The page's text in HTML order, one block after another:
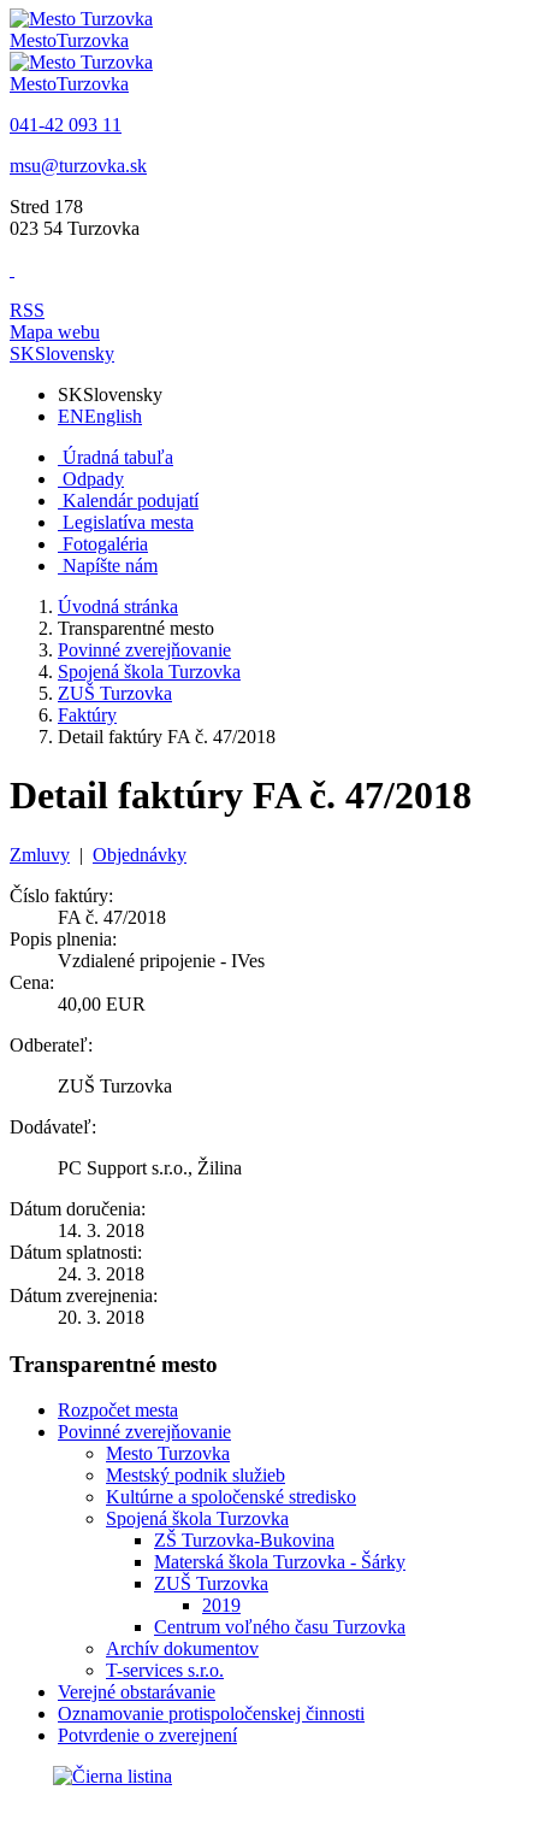
MestoTurzovka
MestoTurzovka
041-42 093 11
msu@turzovka.sk
Stred 178
023 54 Turzovka
RSS
Mapa webu
SKSlovensky
SKSlovensky
ENEnglish
Úradná tabuľa
Odpady
Kalendár podujatí
Legislatíva mesta
Fotogaléria
Napíšte nám
Úvodná stránka
Transparentné mesto
Povinné zverejňovanie
Spojená škola Turzovka
ZUŠ Turzovka
Faktúry
Detail faktúry FA č. 47/2018
Detail faktúry FA č. 47/2018
Zmluvy | Objednávky
Číslo faktúry:
FA č. 47/2018
Popis plnenia:
Vzdialené pripojenie - IVes
Cena:
40,00 EUR
Odberateľ:
ZUŠ Turzovka
Dodávateľ:
PC Support s.r.o., Žilina
Dátum doručenia:
14. 3. 2018
Dátum splatnosti:
24. 3. 2018
Dátum zverejnenia:
20. 3. 2018
Transparentné mesto
Rozpočet mesta
Povinné zverejňovanie
Mesto Turzovka
Mestský podnik služieb
Kultúrne a spoločenské stredisko
Spojená škola Turzovka
ZŠ Turzovka-Bukovina
Materská škola Turzovka - Šárky
ZUŠ Turzovka
2019
Centrum voľného času Turzovka
Archív dokumentov
T-services s.r.o.
Verejné obstarávanie
Oznamovanie protispoločenskej činnosti
Potvrdenie o zverejnení